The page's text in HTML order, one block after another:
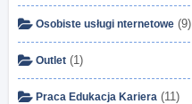
Osobiste usługi nternetowe (9)
Outlet (1)
Praca Edukacja Kariera (11)